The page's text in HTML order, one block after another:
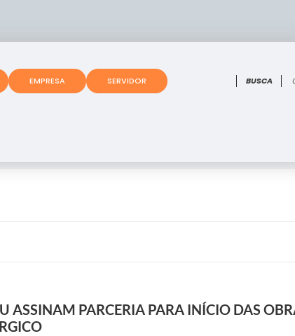
O que
EMPRESA SERVIDOR
ASSINAM PARCERIA PARA INÍCIO DAS